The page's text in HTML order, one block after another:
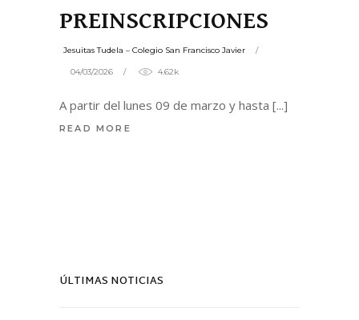
PREINSCRIPCIONES
Jesuitas Tudela – Colegio San Francisco Javier
04/03/2026 4.62k
A partir del lunes 09 de marzo y hasta
READ MORE
ÚLTIMAS NOTICIAS